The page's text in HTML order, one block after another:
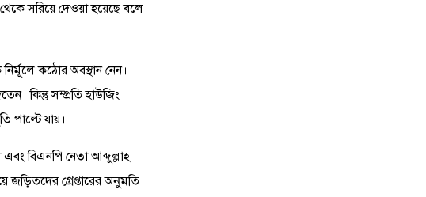
সরিয়ে দেওয়া হয়েছে বলে
কঠোর অবস্থান নেন।
কিন্তু সম্প্রতি হাউজিং
পাল্টে যায়।
বিএনপি নেতা আব্দুল্লাহ
জড়িতদের গ্রেপ্তারের অনুমতি